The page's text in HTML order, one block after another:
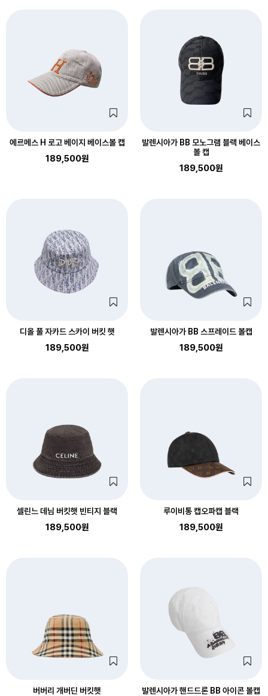
에르메스 H 로고 베이지 베이스볼 캡
189,500원
발렌시아가 BB 모노그램 블랙 베이스
볼 캡
189,500원
디올 풀 자카드 스카이 버킷 햇
189,500원
발렌시아가 BB 스프레이드 볼캡
189,500원
셀린느 데님 버킷햇 빈티지 블랙
189,500원
루이비통 캡오파캡 블랙
189,500원
버버리 개버딘 버킷햇
발렌시아가 핸드드론 BB 아이콘 볼캡